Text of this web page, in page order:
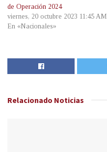
de Operación 2024
viernes, 20 octubre 2023 11:45 AM
En «Nacionales»
Relacionado Noticias